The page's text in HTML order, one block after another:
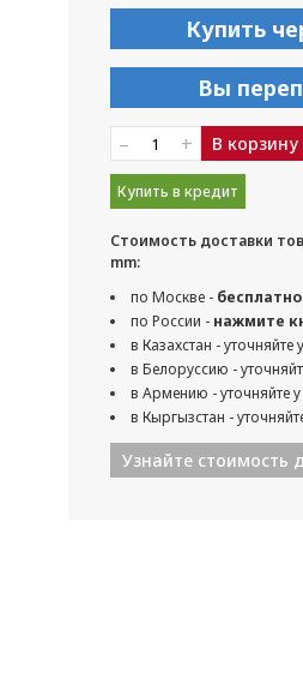
Купить
Вы
– + В корзину
Купить в кредит
Стоимость доставки
mm:
по Москве - бесплатно
по России - нажмите
в Казахстан -
в Белоруссию -
в Армению - уточняйте
в Кыргызстан -
Узнайте стоимость